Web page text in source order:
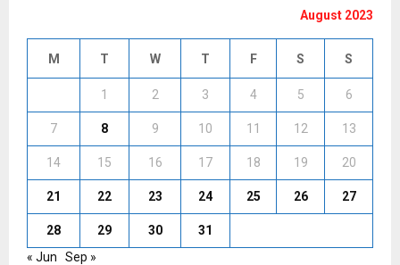
August 2023
M T W T F S S
1 2 3 4 5 6
7 8 9 10 11 12 13
14 15 16 17 18 19 20
21 22 23 24 25 26 27
28 29 30
31
« Jun
Sep »